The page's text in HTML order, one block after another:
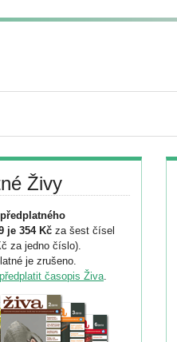
Živy
je 354 Kč za šest čísel
za jedno číslo).
je zrušeno.
časopis Živa.